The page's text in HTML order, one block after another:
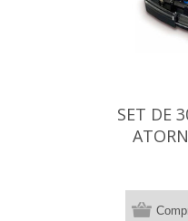
SET DE